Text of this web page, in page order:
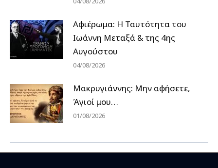
Αφιέρωμα: Η Ταυτότητα του
Ιωάννη Μεταξά & της 4ης
Αυγούστου
04/08/2026
Μακρυγιάννης: Μην αφήσετε,
Άγιοί μου…
01/08/2026